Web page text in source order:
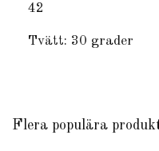
42
Tvätt: 30 grader
Flera populära